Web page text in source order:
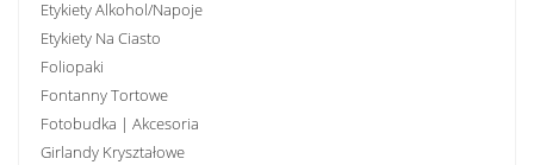
Etykiety Alkohol/Napoje
Etykiety Na Ciasto
Foliopaki
Fontanny Tortowe
Fotobudka | Akcesoria
Girlandy Kryształowe